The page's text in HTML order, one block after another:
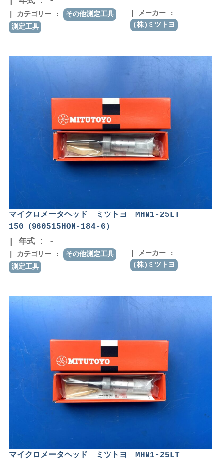
カテゴリー :
その他測定工具
測定工具
メーカー :
(株)ミツトヨ
マイクロメータヘッド ミツトヨ MHN1-25LT
150（960515HON-184-6）
年式 : -
カテゴリー :
その他測定工具
測定工具
メーカー :
(株)ミツトヨ
マイクロメータヘッド ミツトヨ MHN1-25LT